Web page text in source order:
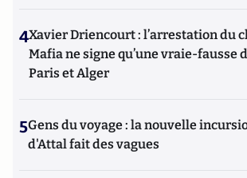
4Xavier Driencourt : l’arrestation du
Mafia ne signe qu’une vraie-fausse
Paris et Alger
5Gens du voyage : la nouvelle
d'Attal fait des vagues